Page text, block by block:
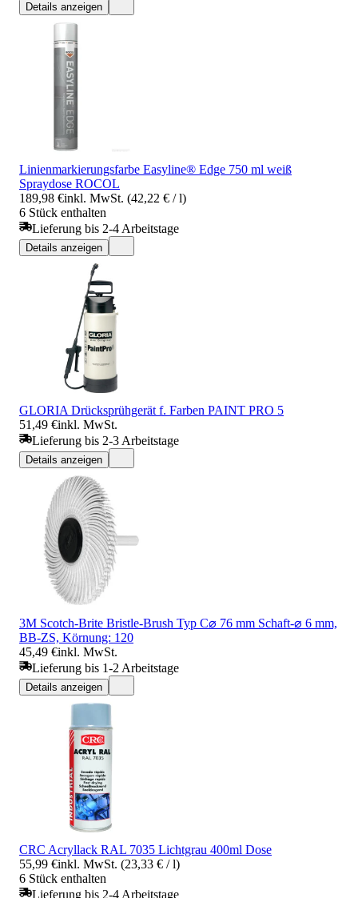
Details anzeigen
Linienmarkierungsfarbe Easyline® Edge 750 ml weiß
Spraydose ROCOL
189,98 €inkl. MwSt. (42,22 € / l)
6 Stück enthalten
Lieferung bis 2-4 Arbeitstage
Details anzeigen
GLORIA Drücksprühgerät f. Farben PAINT PRO 5
51,49 €inkl. MwSt.
Lieferung bis 2-3 Arbeitstage
Details anzeigen
3M Scotch-Brite Bristle-Brush Typ C⌀ 76 mm Schaft-⌀ 6 mm,
BB-ZS, Körnung: 120
45,49 €inkl. MwSt.
Lieferung bis 1-2 Arbeitstage
Details anzeigen
CRC Acryllack RAL 7035 Lichtgrau 400ml Dose
55,99 €inkl. MwSt. (23,33 € / l)
6 Stück enthalten
Lieferung bis 2-4 Arbeitstage